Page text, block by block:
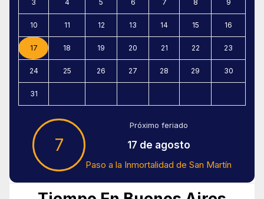
3 4 5 6 7 8 9
10 11 12 13 14 15 16
17 18 19 20 21 22 23
24 25 26 27 28 29 30
31
7
Próximo feriado
17 de agosto
Paso a la Inmortalidad de San Martín